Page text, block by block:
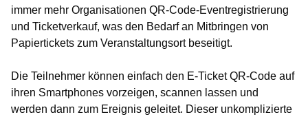
immer mehr Organisationen QR-Code-Eventregistrierung
und Ticketverkauf, was den Bedarf an Mitbringen von
Papiertickets zum Veranstaltungsort beseitigt.
Die Teilnehmer können einfach den E-Ticket QR-Code auf
ihren Smartphones vorzeigen, scannen lassen und
werden dann zum Ereignis geleitet. Dieser unkomplizierte